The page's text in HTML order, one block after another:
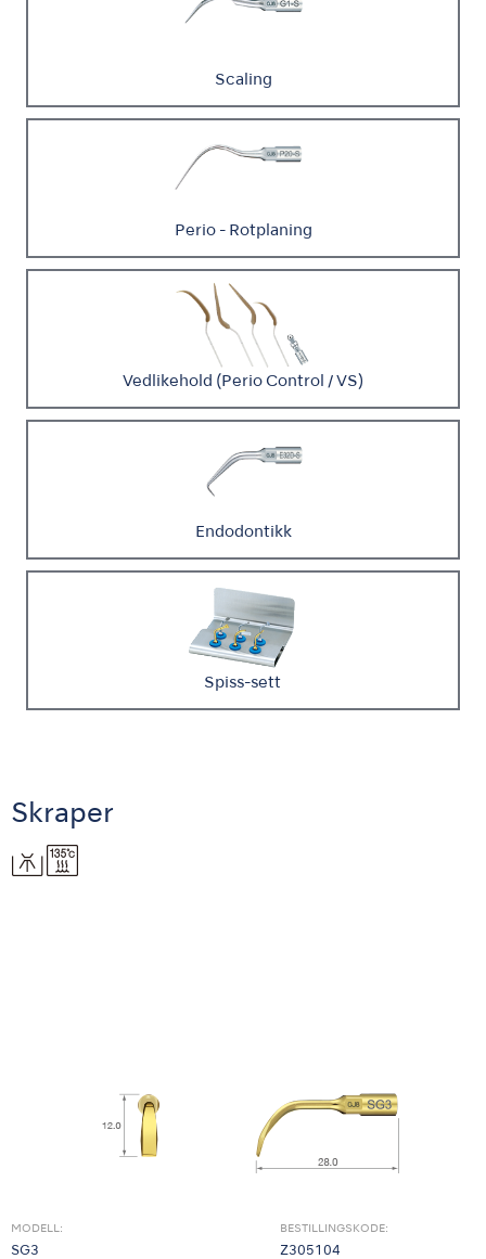
Scaling
Perio - Rotplaning
Vedlikehold (Perio Control / VS)
Endodontikk
Spiss-sett
Skraper
MODELL:
SG3
BESTILLINGSKODE:
Z305104